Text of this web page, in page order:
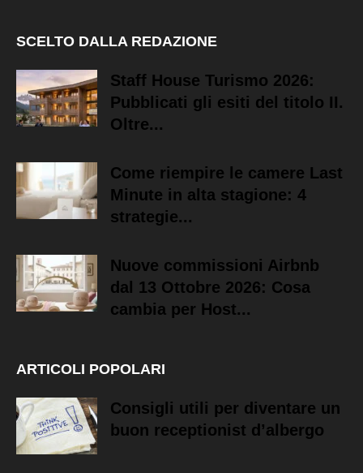
SCELTO DALLA REDAZIONE
Staff House Turismo 2026:
Pubblicati gli esiti del titolo II.
Oltre...
Come riempire le camere Last
Minute in alta stagione: 4
strategie...
Nuove commissioni Airbnb
dal 13 Ottobre 2026: Cosa
cambia per Host...
ARTICOLI POPOLARI
Consigli utili per diventare un
buon receptionist d’albergo